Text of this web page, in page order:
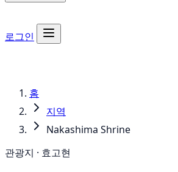
로그인
홈
지역
Nakashima Shrine
관광지 · 효고현